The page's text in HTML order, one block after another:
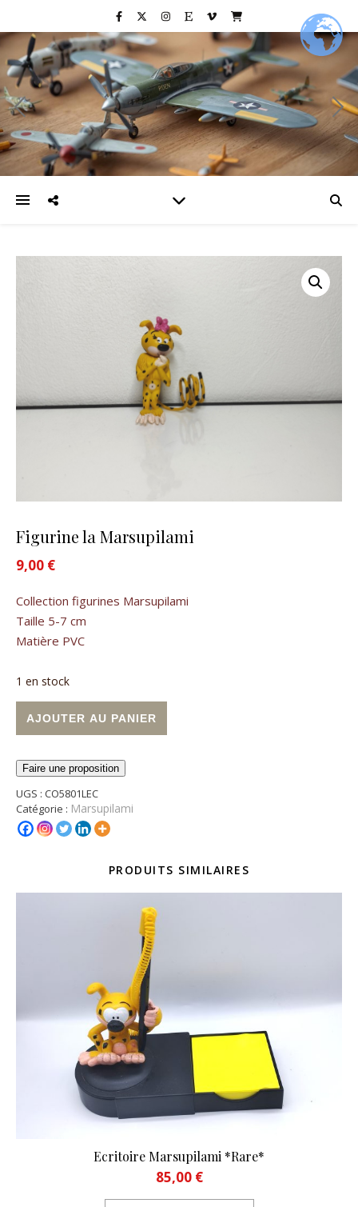
Figurine la Marsupilami
9,00 €
Collection figurines Marsupilami
Taille 5-7 cm
Matière PVC
1 en stock
AJOUTER AU PANIER
Faire une proposition
UGS : CO5801LEC
Catégorie : Marsupilami
PRODUITS SIMILAIRES
Ecritoire Marsupilami *Rare*
85,00 €